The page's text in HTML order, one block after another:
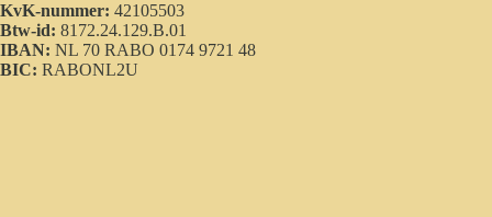
KvK-nummer: 42105503
Btw-id: 8172.24.129.B.01
IBAN: NL 70 RABO 0174 9721 48
BIC: RABONL2U